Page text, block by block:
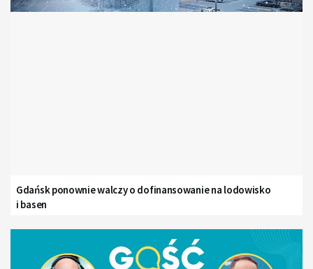
Gdańsk ponownie walczy o dofinansowanie na lodowisko
i basen